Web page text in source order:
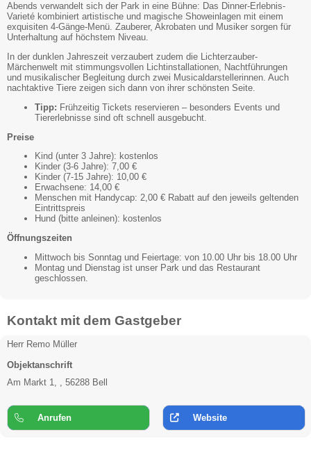
Abends verwandelt sich der Park in eine Bühne: Das Dinner-Erlebnis-
Varieté kombiniert artistische und magische Showeinlagen mit einem
exquisiten 4-Gänge-Menü. Zauberer, Akrobaten und Musiker sorgen für
Unterhaltung auf höchstem Niveau.
In der dunklen Jahreszeit verzaubert zudem die Lichterzauber-
Märchenwelt mit stimmungsvollen Lichtinstallationen, Nachtführungen
und musikalischer Begleitung durch zwei Musicaldarstellerinnen. Auch
nachtaktive Tiere zeigen sich dann von ihrer schönsten Seite.
Tipp: Frühzeitig Tickets reservieren – besonders Events und
Tiererlebnisse sind oft schnell ausgebucht.
Preise
Kind (unter 3 Jahre): kostenlos
Kinder (3-6 Jahre): 7,00 €
Kinder (7-15 Jahre): 10,00 €
Erwachsene: 14,00 €
Menschen mit Handycap: 2,00 € Rabatt auf den jeweils geltenden
Eintrittspreis
Hund (bitte anleinen): kostenlos
Öffnungszeiten
Mittwoch bis Sonntag und Feiertage: von 10.00 Uhr bis 18.00 Uhr
Montag und Dienstag ist unser Park und das Restaurant
geschlossen.
Kontakt mit dem Gastgeber
Herr Remo Müller
Objektanschrift
Am Markt 1, , 56288 Bell
Anrufen Website